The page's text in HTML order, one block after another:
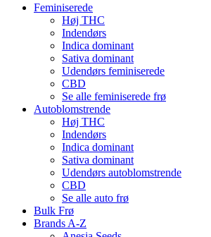
Feminiserede
Høj THC
Indendørs
Indica dominant
Sativa dominant
Udendørs feminiserede
CBD
Se alle feminiserede frø
Autoblomstrende
Høj THC
Indendørs
Indica dominant
Sativa dominant
Udendørs autoblomstrende
CBD
Se alle auto frø
Bulk Frø
Brands A-Z